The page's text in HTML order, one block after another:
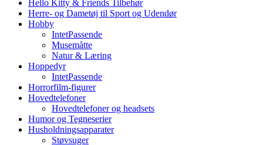
Hello Kitty & Friends Tilbehør
Herre- og Dametøj til Sport og Udendør
Hobby
IntetPassende
Musemåtte
Natur & Læring
Hoppedyr
IntetPassende
Horrorfilm-figurer
Hovedtelefoner
Hovedtelefoner og headsets
Humor og Tegneserier
Husholdningsapparater
Støvsuger